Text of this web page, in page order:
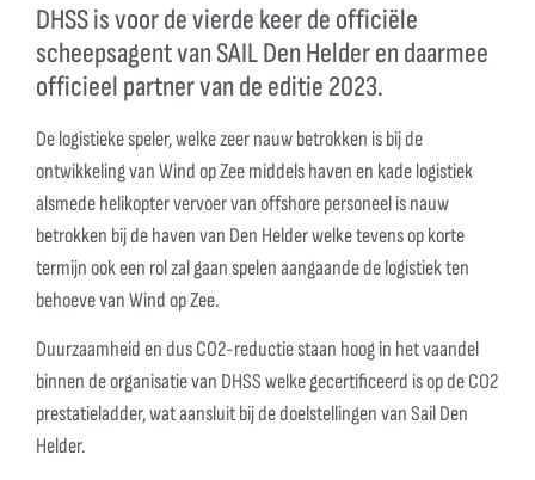
DHSS is voor de vierde keer de officiële
scheepsagent van SAIL Den Helder en daarmee
officieel partner van de editie 2023.
De logistieke speler, welke zeer nauw betrokken is bij de
ontwikkeling van Wind op Zee middels haven en kade logistiek
alsmede helikopter vervoer van offshore personeel is nauw
betrokken bij de haven van Den Helder welke tevens op korte
termijn ook een rol zal gaan spelen aangaande de logistiek ten
behoeve van Wind op Zee.
Duurzaamheid en dus CO2-reductie staan hoog in het vaandel
binnen de organisatie van DHSS welke gecertificeerd is op de CO2
prestatieladder, wat aansluit bij de doelstellingen van Sail Den
Helder.